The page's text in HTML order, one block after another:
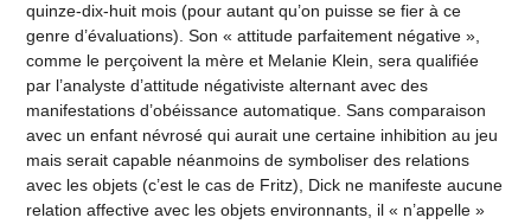
quinze-dix-huit mois (pour autant qu’on puisse se fier à ce
genre d’évaluations). Son « attitude parfaitement négative »,
comme le perçoivent la mère et Melanie Klein, sera qualifiée
par l’analyste d’attitude négativiste alternant avec des
manifestations d’obéissance automatique. Sans comparaison
avec un enfant névrosé qui aurait une certaine inhibition au jeu
mais serait capable néanmoins de symboliser des relations
avec les objets (c’est le cas de Fritz), Dick ne manifeste aucune
relation affective avec les objets environnants, il « n’appelle »